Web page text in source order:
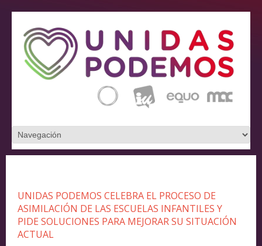
UNIDAS PODEMOS CELEBRA EL PROCESO DE
ASIMILACIÓN DE LAS ESCUELAS INFANTILES Y
PIDE SOLUCIONES PARA MEJORAR SU SITUACIÓN
ACTUAL